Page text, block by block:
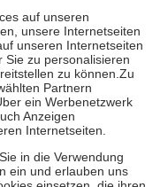
in Höhe von zehn
fünf Euround
als die tatsächlichen
Online-Apotheken.
beträgt die
zehn Euro je
eigene Gesundheit zu